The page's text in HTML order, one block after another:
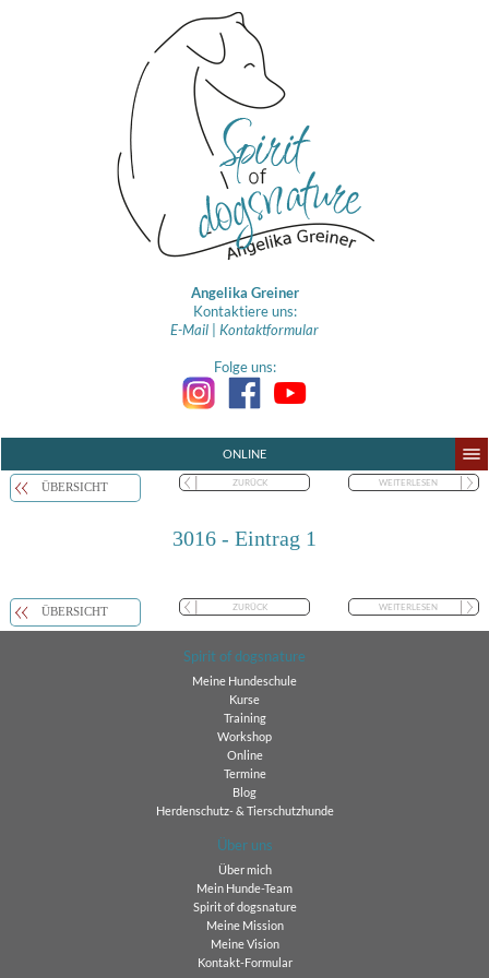
Angelika Greiner
Kontaktiere uns:
E-Mail
Kontaktformular
Folge uns:
ONLINE
ÜBERSICHT ZURÜCK WEITERLESEN
3016 - Eintrag 1
ÜBERSICHT ZURÜCK WEITERLESEN
Spirit of dogsnature
Meine Hundeschule
Kurse
Training
Workshop
Online
Termine
Blog
Herdenschutz- & Tierschutzhunde
Über uns
Über mich
Mein Hunde-Team
Spirit of dogsnature
Meine Mission
Meine Vision
Kontakt-Formular